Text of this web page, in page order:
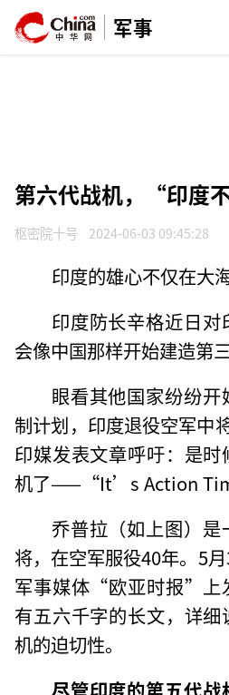
军事
第六代战机，“印度
枢密院十号 2024-06-03 09:45:28
印度的雄心不仅在大
印度防长辛格近日
会像中国那样开始建造第
眼看其他国家纷纷
制计划，印度退役空军中
印媒发表文章呼吁：是
机了——“It’s Action
乔普拉（如上图）
将，在空军服役40年。5
军事媒体“欧亚时报”上
有五六千字的长文，详
机的迫切性。
尽管印度的第五代